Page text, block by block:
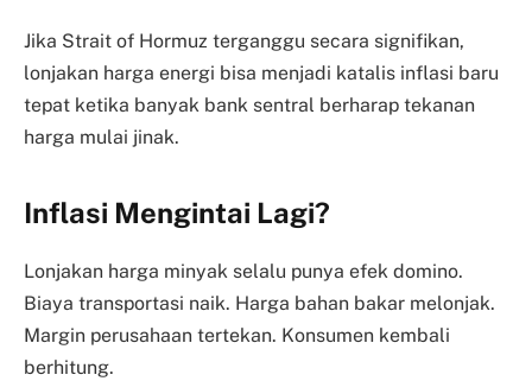
Jika Strait of Hormuz terganggu secara signifikan,
lonjakan harga energi bisa menjadi katalis inflasi baru
tepat ketika banyak bank sentral berharap tekanan
harga mulai jinak.
Inflasi Mengintai Lagi?
Lonjakan harga minyak selalu punya efek domino.
Biaya transportasi naik. Harga bahan bakar melonjak.
Margin perusahaan tertekan. Konsumen kembali
berhitung.